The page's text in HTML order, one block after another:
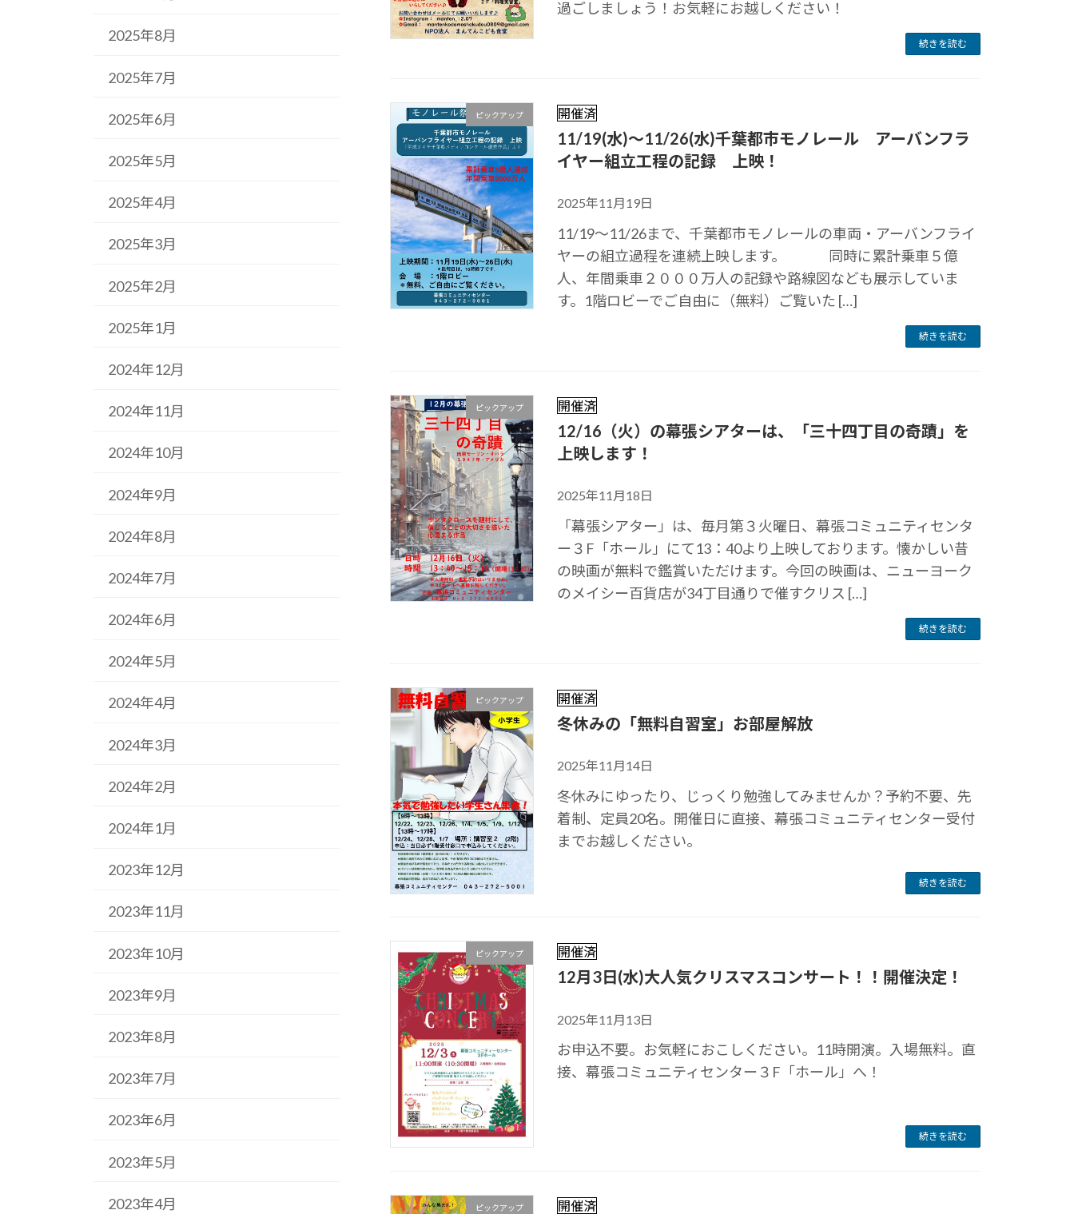
過ごしましょう！お気軽にお越しください！
続きを読む
ピックアップ 開催済
11/19(水)～11/26(水)千葉都市モノレール アーバンフラ
イヤー組立工程の記録 上映！
2025年11月19日
11/19～11/26まで、千葉都市モノレールの車両・アーバンフライ
ヤーの組立過程を連続上映します。 同時に累計乗車５億
人、年間乗車２０００万人の記録や路線図なども展示していま
す。1階ロビーでご自由に（無料）ご覧いた […]
続きを読む
ピックアップ 開催済
12/16（火）の幕張シアターは、「三十四丁目の奇蹟」を
上映します！
2025年11月18日
「幕張シアター」は、毎月第３火曜日、幕張コミュニティセンタ
ー３F「ホール」にて13：40より上映しております。懐かしい昔
の映画が無料で鑑賞いただけます。今回の映画は、ニューヨーク
のメイシー百貨店が34丁目通りで催すクリス […]
続きを読む
ピックアップ 開催済
冬休みの「無料自習室」お部屋解放
2025年11月14日
冬休みにゆったり、じっくり勉強してみませんか？予約不要、先
着制、定員20名。開催日に直接、幕張コミュニティセンター受付
までお越しください。
続きを読む
ピックアップ 開催済
12月3日(水)大人気クリスマスコンサート！！開催決定！
2025年11月13日
お申込不要。お気軽におこしください。11時開演。入場無料。直
接、幕張コミュニティセンター３F「ホール」へ！
続きを読む
ピックアップ 開催済
2025年8月
2025年7月
2025年6月
2025年5月
2025年4月
2025年3月
2025年2月
2025年1月
2024年12月
2024年11月
2024年10月
2024年9月
2024年8月
2024年7月
2024年6月
2024年5月
2024年4月
2024年3月
2024年2月
2024年1月
2023年12月
2023年11月
2023年10月
2023年9月
2023年8月
2023年7月
2023年6月
2023年5月
2023年4月